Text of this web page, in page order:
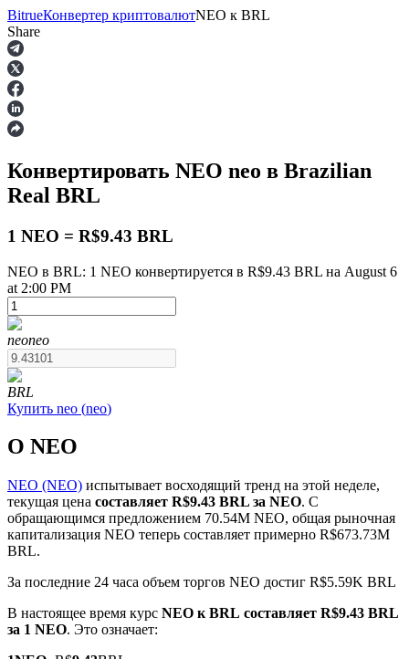
Фьючерсы
USDT-фьючерсы
обеспечения
Фьючерсы на COIN-M
TradFi
Деривативы на акции, форекс, драгоценные металлы и
BitrueКонвертер криптовалютNEO к BRL
Share
Конвертировать NEO neo в Brazilian
Real BRL
1 NEO = R$9.43 BRL
NEO в BRL: 1 NEO конвертируется в R$9.43 BRL на August 6
at 2:00 PM
neoneo
BRL
Купить neo (neo)
О NEO
NEO (NEO) испытывает восходящий тренд на этой неделе,
текущая цена составляет R$9.43 BRL за NEO. С
обращающимся предложением 70.54M NEO, общая рыночная
капитализация NEO теперь составляет примерно R$673.73M
BRL.
За последние 24 часа объем торгов NEO достиг R$5.59K BRL
В настоящее время курс NEO к BRL составляет R$9.43 BRL
за 1 NEO. Это означает: